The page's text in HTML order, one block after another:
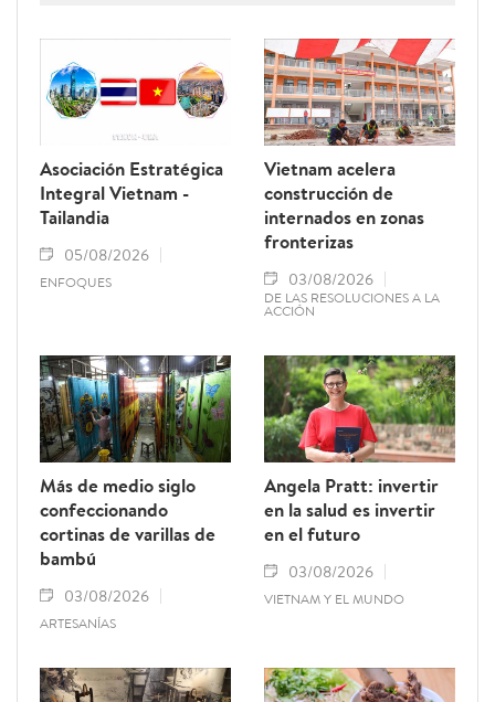
de sus principales disposiciones, el
documento instituye el 15 de octubre de
cada año como el Día del Ciudadano Digital
de Vietnam.
Asociación Estratégica
Integral Vietnam -
Tailandia
05/08/2026
ENFOQUES
Vietnam acelera
construcción de
internados en zonas
fronterizas
03/08/2026
DE LAS RESOLUCIONES A LA
ACCIÓN
Más de medio siglo
confeccionando
cortinas de varillas de
bambú
03/08/2026
ARTESANÍAS
Angela Pratt: invertir
en la salud es invertir
en el futuro
03/08/2026
VIETNAM Y EL MUNDO